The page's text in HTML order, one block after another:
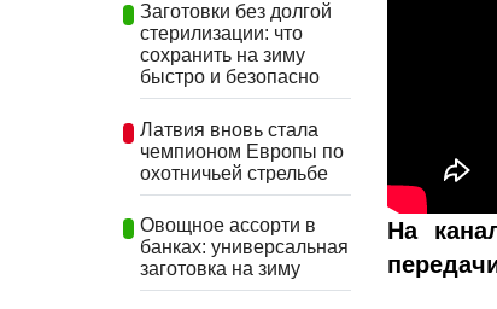
Заготовки без долгой
стерилизации: что
сохранить на зиму
быстро и безопасно
Латвия вновь стала
чемпионом Европы по
охотничьей стрельбе
Овощное ассорти в
банках: универсальная
заготовка на зиму
На